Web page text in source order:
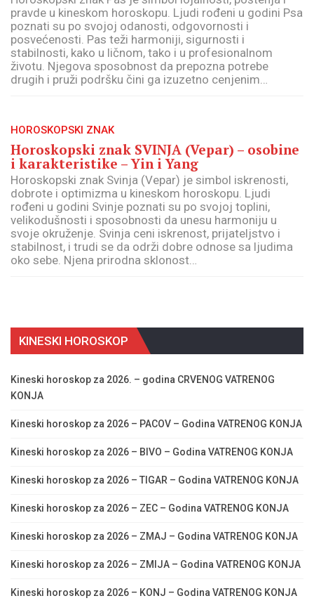
pravde u kineskom horoskopu. Ljudi rođeni u godini Psa
poznati su po svojoj odanosti, odgovornosti i
posvećenosti. Pas teži harmoniji, sigurnosti i
stabilnosti, kako u ličnom, tako i u profesionalnom
životu. Njegova sposobnost da prepozna potrebe
drugih i pruži podršku čini ga izuzetno cenjenim…
HOROSKOPSKI ZNAK
Horoskopski znak SVINJA (Vepar) – osobine
i karakteristike – Yin i Yang
Horoskopski znak Svinja (Vepar) je simbol iskrenosti,
dobrote i optimizma u kineskom horoskopu. Ljudi
rođeni u godini Svinje poznati su po svojoj toplini,
velikodušnosti i sposobnosti da unesu harmoniju u
svoje okruženje. Svinja ceni iskrenost, prijateljstvo i
stabilnost, i trudi se da održi dobre odnose sa ljudima
oko sebe. Njena prirodna sklonost…
KINESKI HOROSKOP
Kineski horoskop za 2026. – godina CRVENOG VATRENOG
KONJA
Kineski horoskop za 2026 – PACOV – Godina VATRENOG KONJA
Kineski horoskop za 2026 – BIVO – Godina VATRENOG KONJA
Kineski horoskop za 2026 – TIGAR – Godina VATRENOG KONJA
Kineski horoskop za 2026 – ZEC – Godina VATRENOG KONJA
Kineski horoskop za 2026 – ZMAJ – Godina VATRENOG KONJA
Kineski horoskop za 2026 – ZMIJA – Godina VATRENOG KONJA
Kineski horoskop za 2026 – KONJ – Godina VATRENOG KONJA